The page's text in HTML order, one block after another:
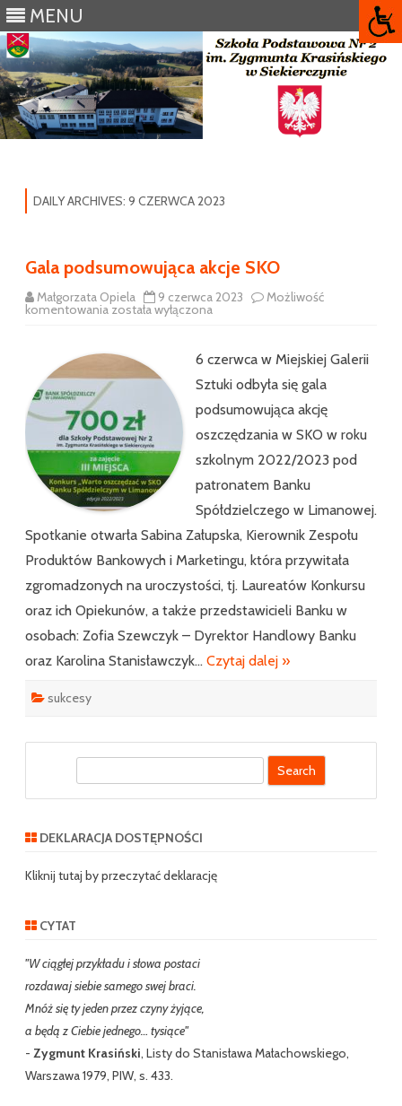
MENU
DAILY ARCHIVES: 9 CZERWCA 2023
Gala podsumowująca akcje SKO
Małgorzata Opiela 9 czerwca 2023 Możliwość
komentowaniaGala
podsumowująca
została wyłączona
6 czerwca w Miejskiej Galerii
Sztuki odbyła się gala
podsumowująca akcję
oszczędzania w SKO w roku
szkolnym 2022/2023 pod
patronatem Banku
Spółdzielczego w Limanowej.
Spotkanie otwarła Sabina Załupska, Kierownik Zespołu
Produktów Bankowych i Marketingu, która przywitała
zgromadzonych na uroczystości, tj. Laureatów Konkursu
oraz ich Opiekunów, a także przedstawicieli Banku w
osobach: Zofia Szewczyk – Dyrektor Handlowy Banku
oraz Karolina Stanisławczyk… Czytaj dalej »
sukcesy
r
h
DEKLARACJA DOSTĘPNOŚCI
Kliknij tutaj by przeczytać deklarację
CYTAT
"W ciągłej przykładu i słowa postaci
rozdawaj siebie samego swej braci.
Mnóż się ty jeden przez czyny żyjące,
a będą z Ciebie jednego… tysiące"
- Zygmunt Krasiński, Listy do Stanisława Małachowskiego,
Warszawa 1979, PIW, s. 433.